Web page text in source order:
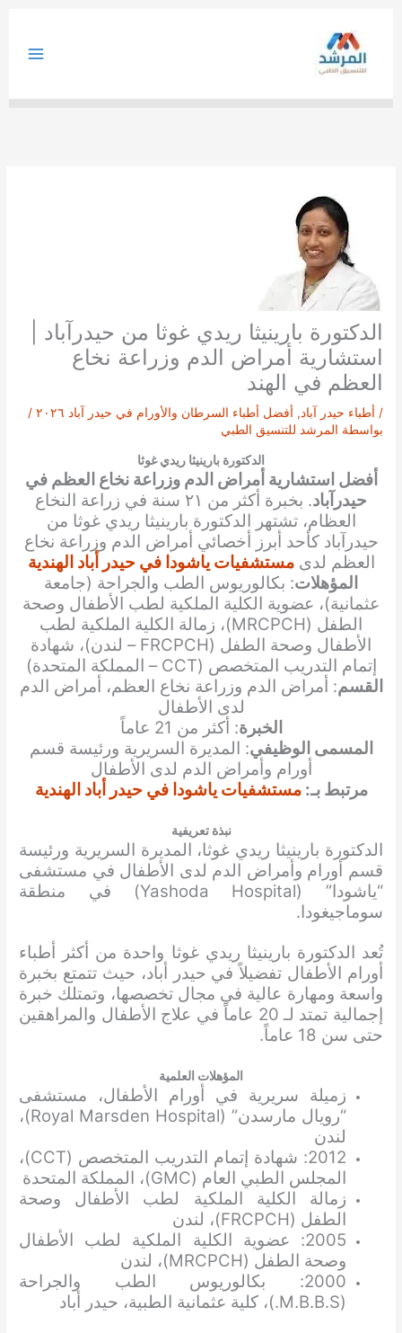
الدكتورة بارينيثا ريدي غوثا من حيدرآباد |
استشارية أمراض الدم وزراعة نخاع
العظم في الهند
/ أطباء حيدر آباد, أفضل أطباء السرطان والأورام في حيدر آباد ٢٠٢٦
/
بواسطة المرشد للتنسيق الطبي
الدكتورة بارينيثا ريدي غوثا
أفضل استشارية أمراض الدم وزراعة نخاع العظم في
حيدرآباد
. بخبرة أكثر من ٢١ سنة في زراعة النخاع
العظام، تشتهر الدكتورة بارينيثا ريدي غوثا من
حيدرآباد كأحد أبرز أخصائي أمراض الدم وزراعة نخاع
العظم لدىمستشفيات ياشودا في حيدر أباد الهندية
المؤهلات: بكالوريوس الطب والجراحة (جامعة
عثمانية)، عضوية الكلية الملكية لطب الأطفال وصحة
الطفل (MRCPCH)، زمالة الكلية الملكية لطب
الأطفال وصحة الطفل (FRCPCH – لندن)، شهادة
إتمام التدريب المتخصص (CCT – المملكة المتحدة)
القسم: أمراض الدم وزراعة نخاع العظم، أمراض الدم
لدى الأطفال
الخبرة: أكثر من 21 عاماً
المسمى الوظيفي: المديرة السريرية ورئيسة قسم
أورام وأمراض الدم لدى الأطفال
مرتبط بـ:مستشفيات ياشودا في حيدر أباد الهندية
نبذة تعريفية
الدكتورة بارينيثا ريدي غوثا، المديرة السريرية ورئيسة
قسم أورام وأمراض الدم لدى الأطفال في مستشفى
“ياشودا” (Yashoda Hospital) في منطقة
سوماجيغودا.
تُعد الدكتورة بارينيثا ريدي غوثا واحدة من أكثر أطباء
أورام الأطفال تفضيلاً في حيدر أباد، حيث تتمتع بخبرة
واسعة ومهارة عالية في مجال تخصصها، وتمتلك خبرة
إجمالية تمتد لـ 20 عاماً في علاج الأطفال والمراهقين
حتى سن 18 عاماً.
المؤهلات العلمية
زميلة سريرية في أورام الأطفال، مستشفى
“رويال مارسدن” (Royal Marsden Hospital)،
لندن
2012: شهادة إتمام التدريب المتخصص (CCT)،
المجلس الطبي العام (GMC)، المملكة المتحدة
زمالة الكلية الملكية لطب الأطفال وصحة
الطفل (FRCPCH)، لندن
2005: عضوية الكلية الملكية لطب الأطفال
وصحة الطفل (MRCPCH)، لندن
2000: بكالوريوس الطب والجراحة
(M.B.B.S.)، كلية عثمانية الطبية، حيدر أباد